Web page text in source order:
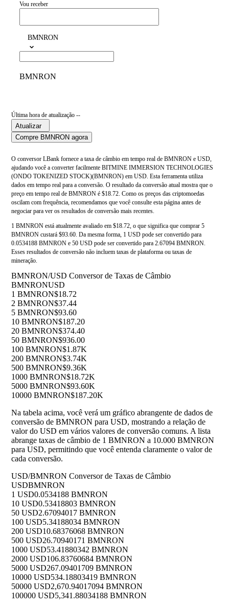
Vou receber
BMNRON
BMNRON
Última hora de atualização --
Atualizar
Compre BMNRON agora
O conversor LBank fornece a taxa de câmbio em tempo real de BMNRON e USD,
ajudando você a converter facilmente BITMINE IMMERSION TECHNOLOGIES
(ONDO TOKENIZED STOCK)(BMNRON) em USD. Esta ferramenta utiliza
dados em tempo real para a conversão. O resultado da conversão atual mostra que o
preço em tempo real de BMNRON é $18.72. Como os preços das criptomoedas
oscilam com frequência, recomendamos que você consulte esta página antes de
negociar para ver os resultados de conversão mais recentes.
1 BMNRON está atualmente avaliado em $18.72, o que significa que comprar 5
BMNRON custará $93.60. Da mesma forma, 1 USD pode ser convertido para
0.0534188 BMNRON e 50 USD pode ser convertido para 2.67094 BMNRON.
Esses resultados de conversão não incluem taxas de plataforma ou taxas de
mineração.
BMNRON/USD Conversor de Taxas de Câmbio
BMNRONUSD
1 BMNRON$18.72
2 BMNRON$37.44
5 BMNRON$93.60
10 BMNRON$187.20
20 BMNRON$374.40
50 BMNRON$936.00
100 BMNRON$1.87K
200 BMNRON$3.74K
500 BMNRON$9.36K
1000 BMNRON$18.72K
5000 BMNRON$93.60K
10000 BMNRON$187.20K
Na tabela acima, você verá um gráfico abrangente de dados de
conversão de BMNRON para USD, mostrando a relação de
valor do USD em vários valores de conversão comuns. A lista
abrange taxas de câmbio de 1 BMNRON a 10.000 BMNRON
para USD, permitindo que você entenda claramente o valor de
cada conversão.
USD/BMNRON Conversor de Taxas de Câmbio
USDBMNRON
1 USD0.0534188 BMNRON
10 USD0.53418803 BMNRON
50 USD2.67094017 BMNRON
100 USD5.34188034 BMNRON
200 USD10.68376068 BMNRON
500 USD26.70940171 BMNRON
1000 USD53.41880342 BMNRON
2000 USD106.83760684 BMNRON
5000 USD267.09401709 BMNRON
10000 USD534.18803419 BMNRON
50000 USD2,670.94017094 BMNRON
100000 USD5,341.88034188 BMNRON